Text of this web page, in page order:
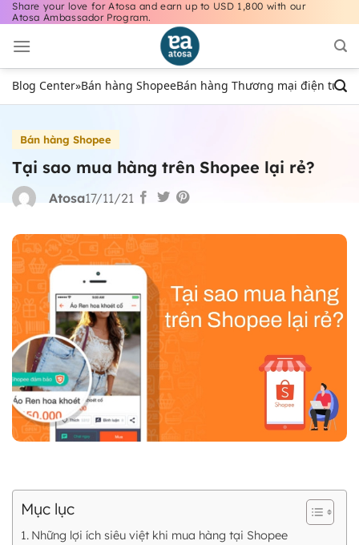
Bỏ
nội
dung
Share your love for Atosa and earn up to USD 1,800 with our
Atosa Ambassador Program.
Blog Center»Bán hàng ShopeeBán hàng Thương mại điện tử
Bán hàng Shopee
Tại sao mua hàng trên Shopee lại rẻ?
Atosa17/11/21
Mục lục
Những lợi ích siêu việt khi mua hàng tại Shopee